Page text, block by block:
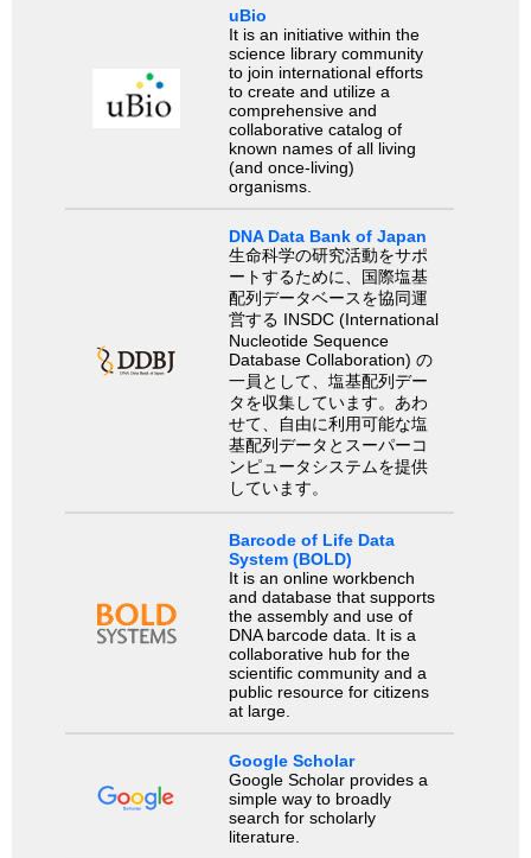
uBio
It is an initiative within the
science library community
to join international efforts
to create and utilize a
comprehensive and
collaborative catalog of
known names of all living
(and once-living)
organisms.
DNA Data Bank of Japan
生命科学の研究活動をサポ
ートするために、国際塩基
配列データベースを協同運
営する INSDC (International
Nucleotide Sequence
Database Collaboration) の
一員として、塩基配列デー
タを収集しています。あわ
せて、自由に利用可能な塩
基配列データとスーパーコ
ンピュータシステムを提供
しています。
Barcode of Life Data
System (BOLD)
It is an online workbench
and database that supports
the assembly and use of
DNA barcode data. It is a
collaborative hub for the
scientific community and a
public resource for citizens
at large.
Google Scholar
Google Scholar provides a
simple way to broadly
search for scholarly
literature.